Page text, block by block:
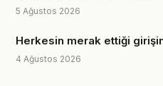
5 Ağustos 2026
Herkesin merak ettiği
4 Ağustos 2026